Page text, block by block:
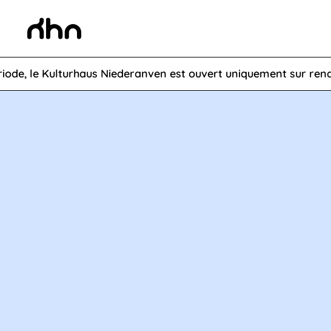
KHN Niederanven est ouvert uniquement sur rendez-